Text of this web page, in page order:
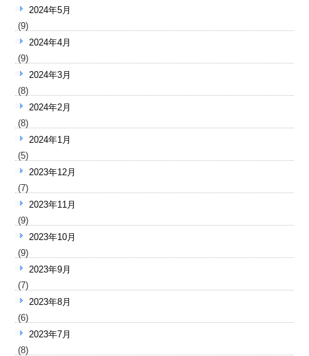
2024年5月
(9)
2024年4月
(9)
2024年3月
(8)
2024年2月
(8)
2024年1月
(5)
2023年12月
(7)
2023年11月
(9)
2023年10月
(9)
2023年9月
(7)
2023年8月
(6)
2023年7月
(8)